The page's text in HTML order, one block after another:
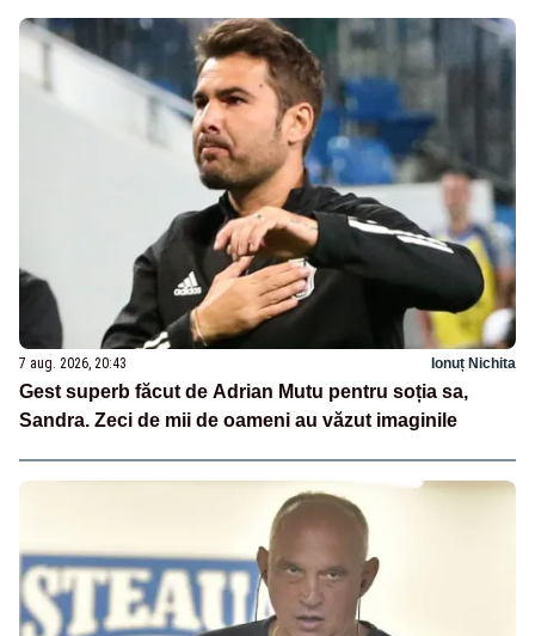
7 aug. 2026, 20:43 Ionuț Nichita
Gest superb făcut de Adrian Mutu pentru soția sa,
Sandra. Zeci de mii de oameni au văzut imaginile